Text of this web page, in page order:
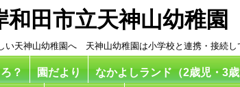
和田市立天神山幼稚園
天神山幼稚園へ 天神山幼稚園は小学校と連携・接続し
？ 園だより なかよしランド（2歳児・3